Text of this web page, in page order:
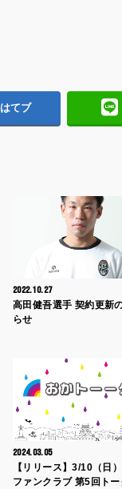
はてブ
2022.10.27
高田健吾選手 契約更新
らせ
2024.03.05
【リリース】3/10（日
ファンクラブ 第5回トー